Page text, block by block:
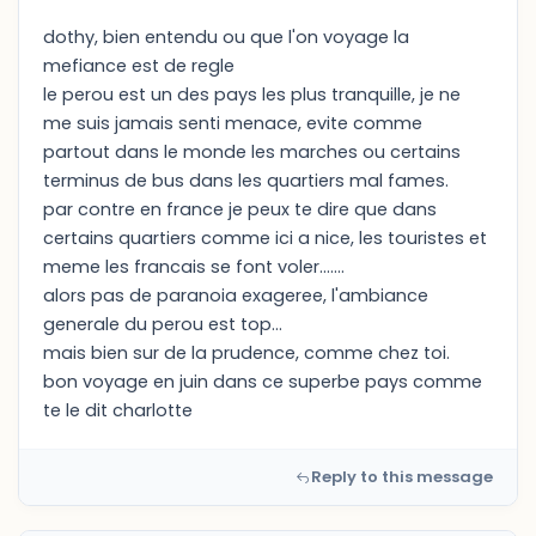
dothy, bien entendu ou que l'on voyage la
mefiance est de regle
le perou est un des pays les plus tranquille, je ne
me suis jamais senti menace, evite comme
partout dans le monde les marches ou certains
terminus de bus dans les quartiers mal fames.
par contre en france je peux te dire que dans
certains quartiers comme ici a nice, les touristes et
meme les francais se font voler.......
alors pas de paranoia exageree, l'ambiance
generale du perou est top...
mais bien sur de la prudence, comme chez toi.
bon voyage en juin dans ce superbe pays comme
te le dit charlotte
Reply to this message